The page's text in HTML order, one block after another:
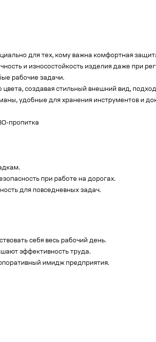
для тех, кому важна комфортная
и износостойкость изделия даже при
рабочие задачи.
создавая стильный внешний вид,
удобные для хранения инструментов и
пропитка
при работе на дорогах.
для повседневных задач.
себя весь рабочий день.
эффективность труда.
имидж предприятия.